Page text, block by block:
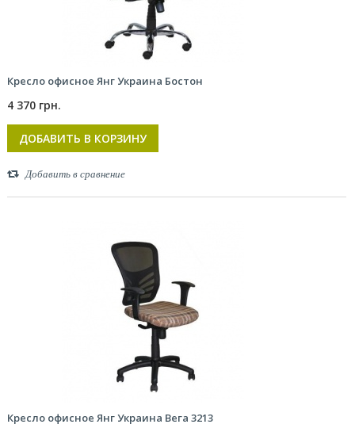
Кресло офисное Янг Украина Бостон
4 370 грн.
ДОБАВИТЬ В КОРЗИНУ
Добавить в сравнение
Кресло офисное Янг Украина Вега 3213